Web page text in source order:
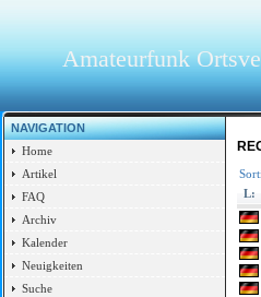
Amateurfunk
NAVIGATION
Home
Artikel
FAQ
Archiv
Kalender
Neuigkeiten
Suche
L: